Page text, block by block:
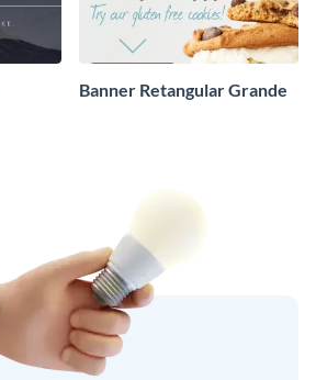
Banner Retangular Grande